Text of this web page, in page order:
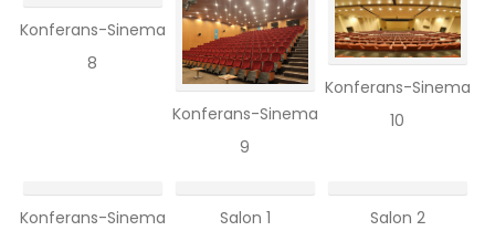
Konferans-Sinema
8
Konferans-Sinema
9
Konferans-Sinema
10
Konferans-Sinema
Salon 1 Salon 2